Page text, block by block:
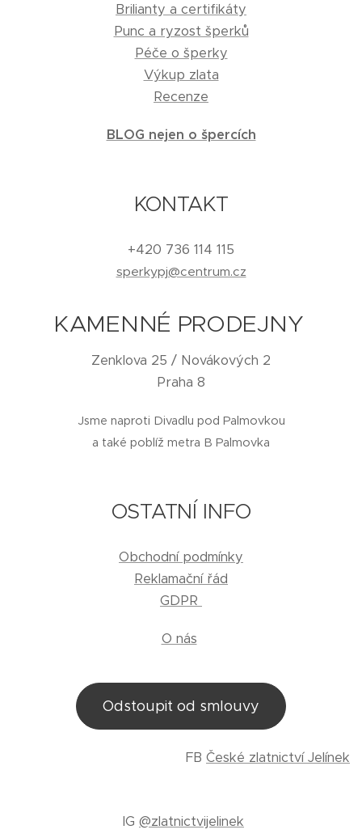
Brilianty a certifikáty
Punc a ryzost šperků
Péče o šperky
Výkup zlata
Recenze
BLOG nejen o špercích
KONTAKT
+420 736 114 115
sperkypj@centrum.cz
KAMENNÉ PRODEJNY
Zenklova 25 / Novákových 2
Praha 8
Jsme naproti Divadlu pod Palmovkou
a také poblíž metra B Palmovka
OSTATNÍ INFO
Obchodní podmínky
Reklamační řád
GDPR
O nás
Odstoupit od smlouvy
FB České zlatnictví Jelínek
IG @zlatnictvijelinek